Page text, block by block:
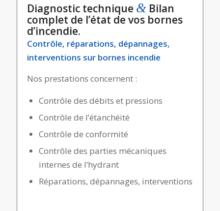
Diagnostic technique &Bilan
complet de l’état de vos bornes
d’incendie.
Contrôle, réparations, dépannages,
interventions sur bornes incendie
Nos prestations concernent :
Contrôle des débits et pressions
Contrôle de l’étanchéité
Contrôle de conformité
Contrôle des parties mécaniques
internes de l’hydrant
Réparations, dépannages, interventions